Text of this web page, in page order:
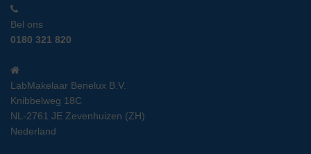
Bel ons
0180 321 820
LabMakelaar Benelux B.V.
Knibbelweg 18C
NL-2761 JE Zevenhuizen (ZH)
Nederland